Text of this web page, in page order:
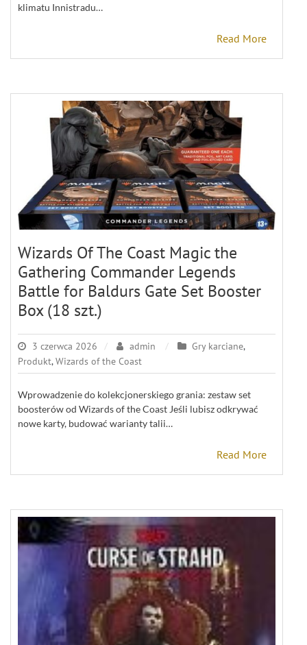
klimatu Innistradu…
Read More
Wizards Of The Coast Magic the
Gathering Commander Legends
Battle for Baldurs Gate Set Booster
Box (18 szt.)
3 czerwca 2026 admin Gry karciane,
Produkt,Wizards of the Coast
Wprowadzenie do kolekcjonerskiego grania: zestaw set
boosterów od Wizards of the Coast Jeśli lubisz odkrywać
nowe karty, budować warianty talii…
Read More